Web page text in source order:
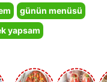
günün menüsü
yapsam